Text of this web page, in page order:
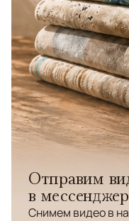
Отправим
в мессенджер
Снимем видео в